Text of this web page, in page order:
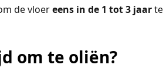
de vloereens in de 1 tot 3 jaarte
om te oliën?